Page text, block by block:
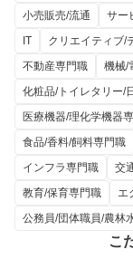
小売販売/流通
サー
IT
クリエイティブ/
不動産専門職
機械/
化粧品/トイレタリー/
医療機器/理化学機器
食品/香料/飼料専門職
インフラ専門職
交
教育/保育専門職
エ
公務員/団体職員/農林
こ